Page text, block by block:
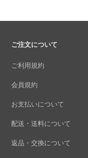
ご注文について
ご利用規約
会員規約
お支払いについて
配送・送料について
返品・交換について